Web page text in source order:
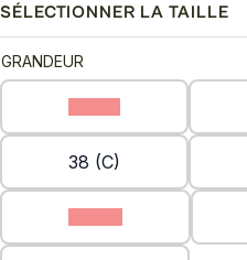
SÉLECTIONNER LA TAILLE
GRANDEUR
38 (C)